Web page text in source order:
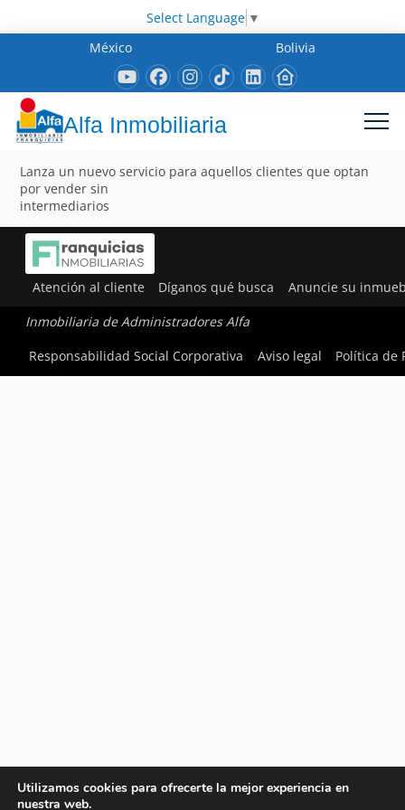
Select Language ▼
México
Bolivia
Alfa Inmobiliaria
Lanza un nuevo servicio para aquellos clientes que optan
por vender sin
intermediarios
Atención al cliente Díganos qué busca Anuncie su
Inmobiliaria de Administradores Alfa
Responsabilidad Social Corporativa
Aviso legal Política de
Utilizamos cookies para ofrecerte la mejor experiencia en
nuestra web.